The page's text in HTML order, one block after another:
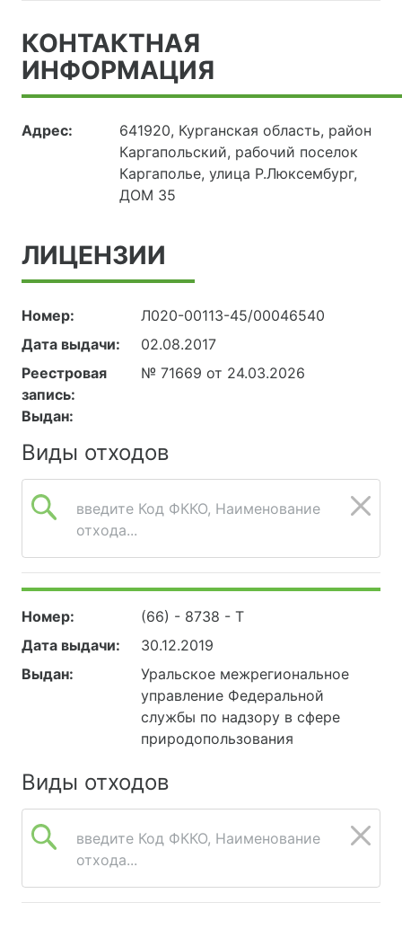
КОНТАКТНАЯ
ИНФОРМАЦИЯ
Адрес:
641920, Курганская область, район
Каргапольский, рабочий поселок
Каргаполье, улица Р.Люксембург,
ДОМ 35
ЛИЦЕНЗИИ
Номер:
Л020-00113-45/00046540
Дата выдачи:
02.08.2017
Реестровая
запись:
№ 71669 от 24.03.2026
Выдан:
Виды отходов
введите Код ФККО, Наименование
отхода...
Номер:
(66) - 8738 - Т
Дата выдачи:
30.12.2019
Выдан:
Уральское межрегиональное
управление Федеральной
службы по надзору в сфере
природопользования
Виды отходов
введите Код ФККО, Наименование
отхода...